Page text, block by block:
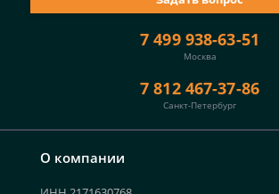
О компании
7 499 938-63-51
Москва
7 812 467-37-86
Санкт-Петербург